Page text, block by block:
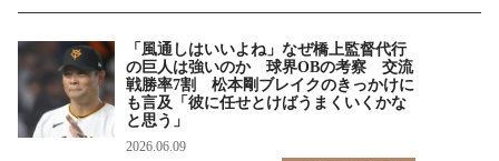
「風通しはいいよね」なぜ橋上監督代行
の巨人は強いのか 球界OBの考察 交流
戦勝率7割 松本剛ブレイクのきっかけに
も言及「彼に任せとけばうまくいくかな
と思う」
2026.06.09